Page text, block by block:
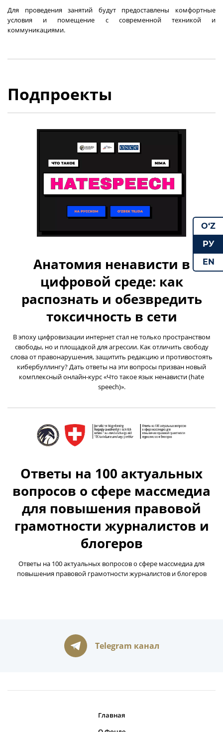
Для проведения занятий будут предоставлены комфортные
условия и помещение с современной техникой и
коммуникациями.
Подпроекты
Анатомия ненависти в
цифровой среде: как
распознать и обезвредить
токсичность в сети
В эпоху цифровизации интернет стал не только пространством
свободы, но и площадкой для агрессии. Как отличить свободу
слова от правонарушения, защитить редакцию и противостоять
кибербуллингу? Дать ответы на эти вопросы призван новый
комплексный онлайн-курс «Что такое язык ненависти (hate
speech)».
Ответы на 100 актуальных
вопросов о сфере массмедиа
для повышения правовой
грамотности журналистов и
блогеров
Ответы на 100 актуальных вопросов о сфере массмедиа для
повышения правовой грамотности журналистов и блогеров
Telegram канал
Главная
O‘Z
РУ
EN